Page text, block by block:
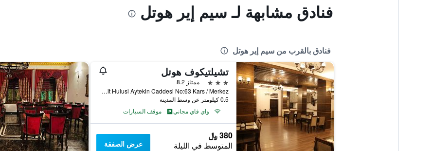
فنادق مشابهة لـ سيم إير هوتل
فنادق بالقرب من سيم إير هوتل
تشيلتيكوف هوتل
3 نجوم
ممتاز 8.2
Yusuf Pasa Mahallesi Sehit Hulusi Aytekin Caddesi No:63 Kars / Merkez, كارس, تركيا
0.5 كيلومتر عن وسط المدينة
واي فاي مجاني
موقف السيارات
380 ﷼
المتوسط في الليلة عرض الصفقة